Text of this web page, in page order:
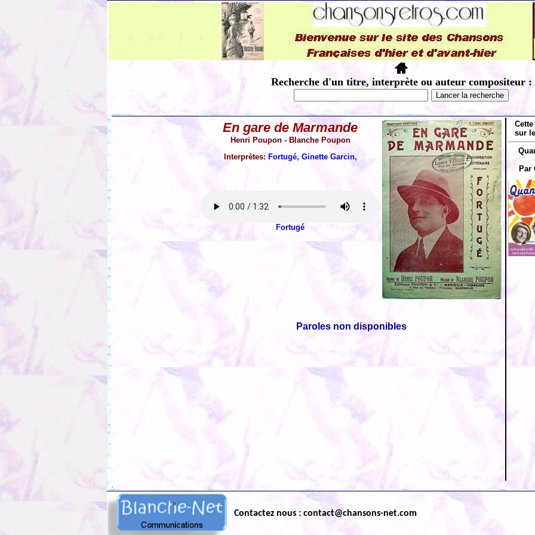
Recherche d'un titre, interprète ou auteur compositeur :
En gare de Marmande
Henri Poupon - Blanche Poupon
Interprètes: Fortugé, Ginette Garcin,
Fortugé
Paroles non disponibles
sur
Par
Contactez nous : contact@chansons-net.com